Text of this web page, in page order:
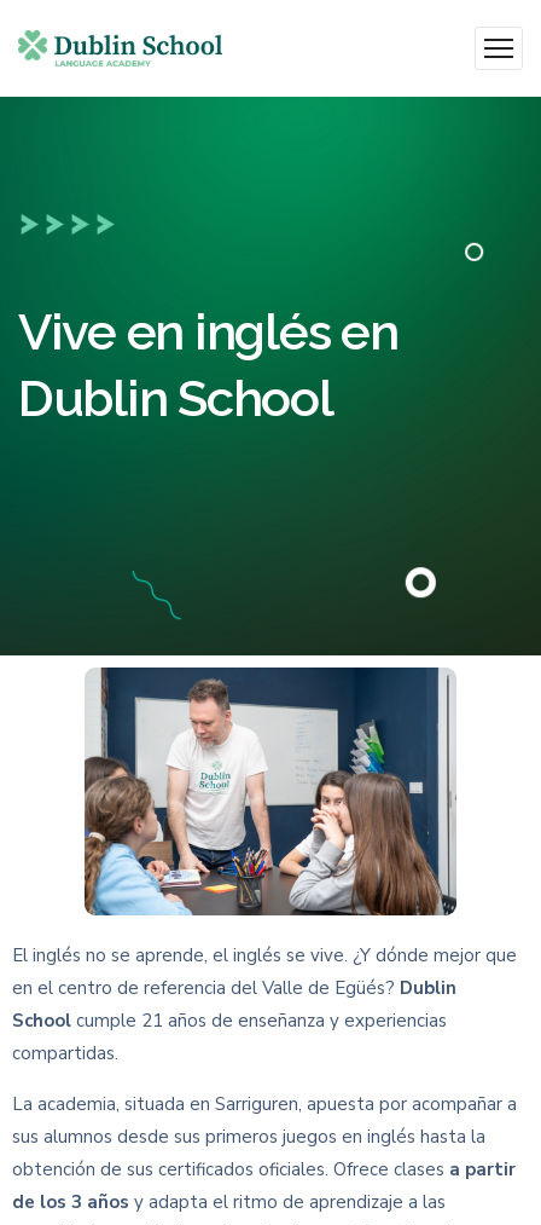
Vive en inglés en
Dublin School
El inglés no se aprende, el inglés se vive. ¿Y dónde mejor que
en el centro de referencia del Valle de Egüés? Dublin
School cumple 21 años de enseñanza y experiencias
compartidas.
La academia, situada en Sarriguren, apuesta por acompañar a
sus alumnos desde sus primeros juegos en inglés hasta la
obtención de sus certificados oficiales. Ofrece clases a partir
de los 3 años y adapta el ritmo de aprendizaje a las